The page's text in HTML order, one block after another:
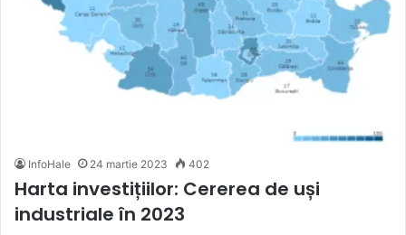
InfoHale 24 martie 2023 402
Harta investițiilor: Cererea de uși
industriale în 2023